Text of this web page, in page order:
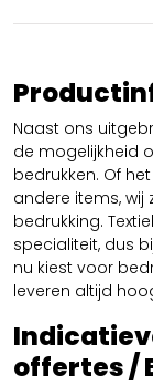
Naast ons
de mogelijkheid
bedrukken. Of
andere items,
bedrukking.
specialiteit, dus
nu kiest voor
leveren altijd
offertes /